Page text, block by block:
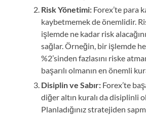
Risk Yönetimi: Forex’te para
kaybetmemek de önemlidir.
işlemde ne kadar risk
sağlar. Örneğin, bir işlemde
%2’sinden fazlasını riske
başarılı olmanın en önemli
Disiplin ve Sabır: Forex’te
diğer altın kuralı da disiplinli
Planladığınız stratejiden